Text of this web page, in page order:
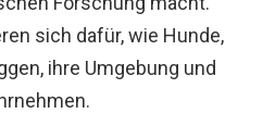
sich dafür, wie Hunde,
ihre Umgebung und